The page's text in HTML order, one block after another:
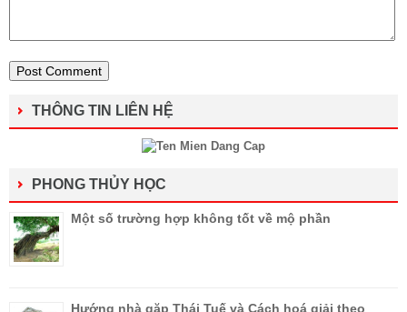
THÔNG TIN LIÊN HỆ
PHONG THỦY HỌC
Một số trường hợp không tốt về mộ phần
Hướng nhà gặp Thái Tuế và Cách hoá giải theo